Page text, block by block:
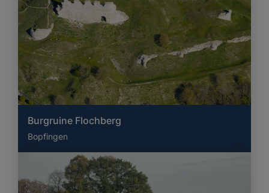
Burgruine Flochberg
Bopfingen